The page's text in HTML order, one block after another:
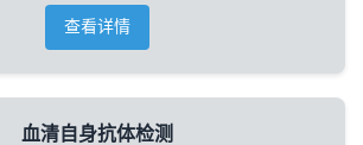
查看详情
血清自身抗体检测